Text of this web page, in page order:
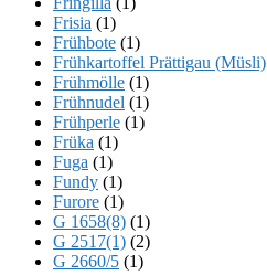
Frisia (1)
Frühbote (1)
Frühkartoffel Prättigau (Müsli)
Frühmölle (1)
Frühnudel (1)
Frühperle (1)
Früka (1)
Fuga (1)
Fundy (1)
Furore (1)
G 1658(8) (1)
G 2517(1) (2)
G 2660/5 (1)